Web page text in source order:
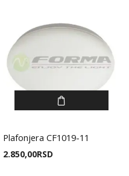
Plafonjera CF1019-11
2.850,00RSD